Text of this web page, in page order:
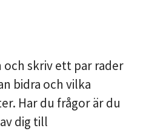
och skriv ett par rader
bidra och vilka
Har du frågor är du
dig till